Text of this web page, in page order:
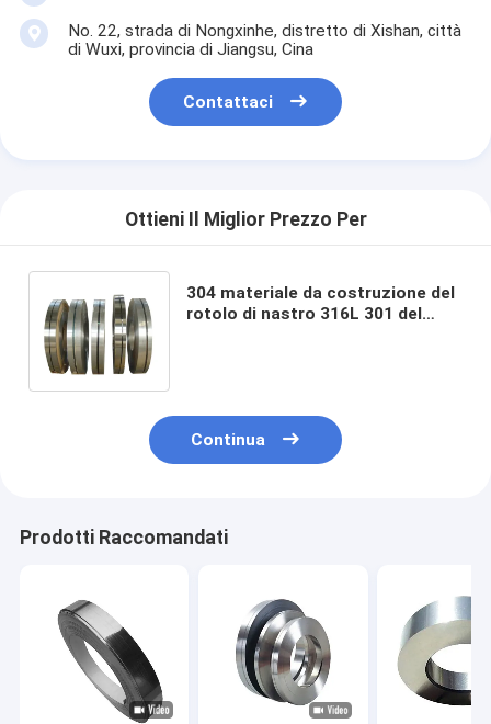
No. 22, strada di Nongxinhe, distretto di Xishan, città
di Wuxi, provincia di Jiangsu, Cina
Contattaci
Ottieni Il Miglior Prezzo Per
304 materiale da costruzione del
rotolo di nastro 316L 301 del
Continua
Prodotti Raccomandati